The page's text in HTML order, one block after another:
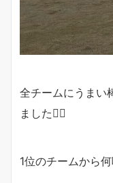
全チームにうまい
ました🙇‍♂️
1位のチームから